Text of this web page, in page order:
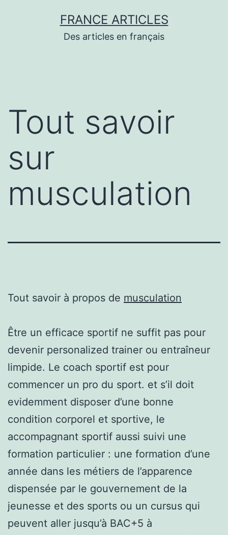
FRANCE ARTICLES
Des articles en français
Tout savoir
sur
musculation
Tout savoir à propos de musculation
Être un efficace sportif ne suffit pas pour
devenir personalized trainer ou entraîneur
limpide. Le coach sportif est pour
commencer un pro du sport. et s’il doit
evidemment disposer d’une bonne
condition corporel et sportive, le
accompagnant sportif aussi suivi une
formation particulier : une formation d’une
année dans les métiers de l’apparence
dispensée par le gouvernement de la
jeunesse et des sports ou un cursus qui
peuvent aller jusqu’à BAC+5 à